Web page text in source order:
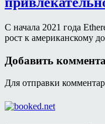
С начала 2021 года
рост к американскому
Добавить
Для отправки